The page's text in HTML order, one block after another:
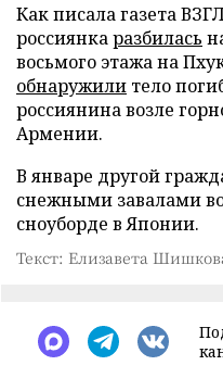
Как писала газета
россиянкаразбилась
восьмого этажа на
обнаружили тело
россиянина возле
Армении.
В январе другой
снежными завалами
сноуборде в Японии.
Текст: Елизавета